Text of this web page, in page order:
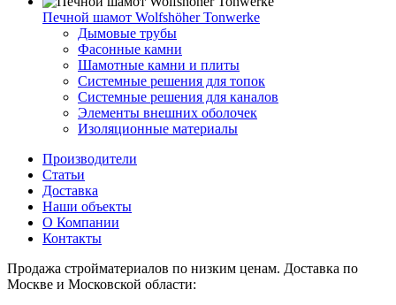
Печной шамот Wolfshöher Tonwerke
Дымовые трубы
Фасонные камни
Шамотные камни и плиты
Системные решения для топок
Системные решения для каналов
Элементы внешних оболочек
Изоляционные материалы
Производители
Статьи
Доставка
Наши объекты
О Компании
Контакты
Продажа стройматериалов по низким ценам. Доставка по
Москве и Московской области: